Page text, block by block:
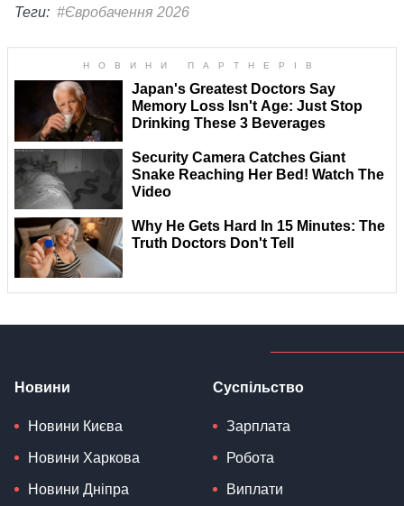
Теги: #Євробачення 2026
Новини
Новини Києва
Новини Харкова
Новини Дніпра
Суспільство
Зарплата
Робота
Виплати